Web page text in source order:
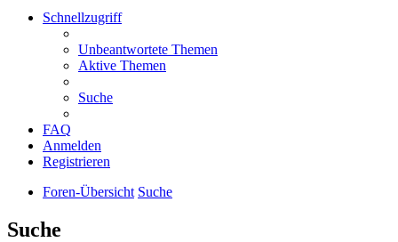
Schnellzugriff
Unbeantwortete Themen
Aktive Themen
Suche
FAQ
Anmelden
Registrieren
Foren-Übersicht Suche
Suche